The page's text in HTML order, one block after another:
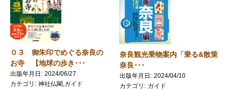
０３ 御朱印でめぐる奈良の
お寺 【地球の歩き･･･
出版年月日
2024/06/27
カテゴリ
神社仏閣,ガイド
奈良観光乗物案内「乗る&散策
奈良･･･
出版年月日
2024/04/10
カテゴリ
ガイド